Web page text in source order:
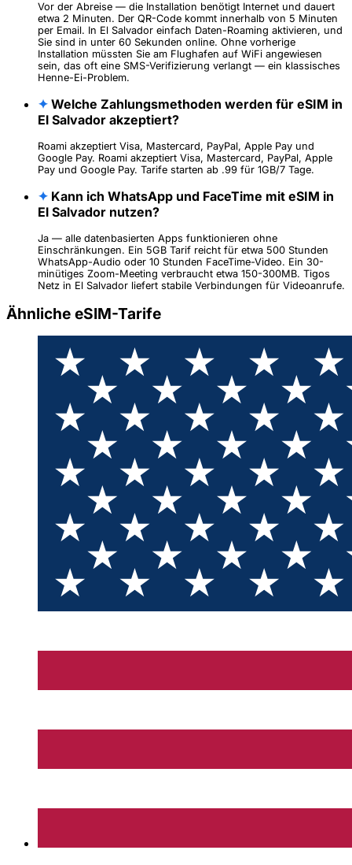
Vor der Abreise — die Installation benötigt Internet und dauert
etwa 2 Minuten. Der QR-Code kommt innerhalb von 5 Minuten
per Email. In El Salvador einfach Daten-Roaming aktivieren, und
Sie sind in unter 60 Sekunden online. Ohne vorherige
Installation müssten Sie am Flughafen auf WiFi angewiesen
sein, das oft eine SMS-Verifizierung verlangt — ein klassisches
Henne-Ei-Problem.
✦ Welche Zahlungsmethoden werden für eSIM in
El Salvador akzeptiert?
Roami akzeptiert Visa, Mastercard, PayPal, Apple Pay und
Google Pay. Roami akzeptiert Visa, Mastercard, PayPal, Apple
Pay und Google Pay. Tarife starten ab .99 für 1GB/7 Tage.
✦ Kann ich WhatsApp und FaceTime mit eSIM in
El Salvador nutzen?
Ja — alle datenbasierten Apps funktionieren ohne
Einschränkungen. Ein 5GB Tarif reicht für etwa 500 Stunden
WhatsApp-Audio oder 10 Stunden FaceTime-Video. Ein 30-
minütiges Zoom-Meeting verbraucht etwa 150-300MB. Tigos
Netz in El Salvador liefert stabile Verbindungen für Videoanrufe.
Ähnliche eSIM-Tarife